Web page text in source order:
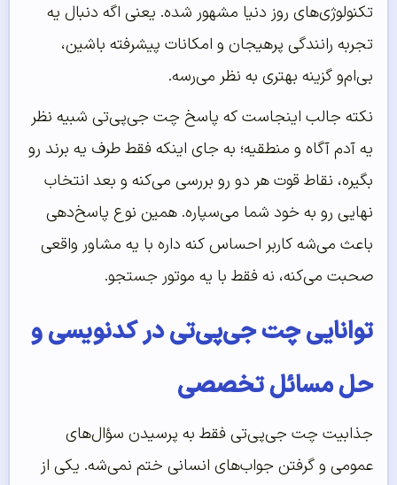
تکنولوژی‌های روز دنیا مشهور شده. یعنی اگه دنبال یه
تجربه رانندگی پرهیجان و امکانات پیشرفته باشین،
بی‌ام‌و گزینه بهتری به نظر می‌رسه.
نکته جالب اینجاست که پاسخ چت جی‌پی‌تی شبیه نظر
یه آدم آگاه و منطقیه؛ به جای اینکه فقط طرف یه برند رو
بگیره، نقاط قوت هر دو رو بررسی می‌کنه و بعد انتخاب
نهایی رو به خود شما می‌سپاره. همین نوع پاسخ‌دهی
باعث می‌شه کاربر احساس کنه داره با یه مشاور واقعی
صحبت می‌کنه، نه فقط با یه موتور جستجو.
توانایی چت جی‌پی‌تی در کدنویسی و
حل مسائل تخصصی
جذابیت چت جی‌پی‌تی فقط به پرسیدن سؤال‌های
عمومی و گرفتن جواب‌های انسانی ختم نمی‌شه. یکی از